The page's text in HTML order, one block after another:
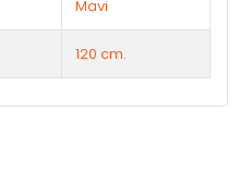
Mavi
120 cm.